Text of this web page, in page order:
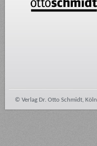
© Verlag Dr. Otto Schmidt, Köln